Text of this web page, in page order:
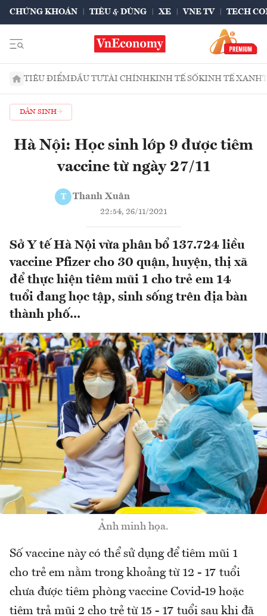
CHỨNG KHOÁN TIÊU & DÙNG XE VNE TV TECH
TIÊU ĐIỂMĐẦU TƯTÀI CHÍNHKINH TẾ SỐKINH TẾ XANH
DÂN SINH
Hà Nội: Học sinh lớp 9 được tiêm
vaccine từ ngày 27/11
T Thanh Xuân
22:54, 26/11/2021
Sở Y tế Hà Nội vừa phân bổ 137.724 liều
vaccine Pfizer cho 30 quận, huyện, thị xã
để thực hiện tiêm mũi 1 cho trẻ em 14
tuổi đang học tập, sinh sống trên địa bàn
thành phố...
Ảnh minh họa.
Số vaccine này có thể sử dụng để tiêm mũi 1
cho trẻ em nằm trong khoảng từ 12 - 17 tuổi
chưa được tiêm phòng vaccine Covid-19 hoặc
tiêm trả mũi 2 cho trẻ từ 15 - 17 tuổi sau khi đã